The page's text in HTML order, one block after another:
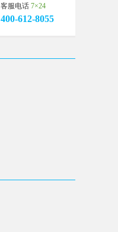
客服电话 7×24
400-612-8055